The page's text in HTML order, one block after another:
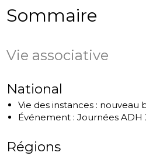
Sommaire
Vie associative
National
Vie des instances : nouveau
Événement : Journées
Régions